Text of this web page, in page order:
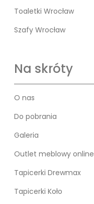
Toaletki Wrocław
Szafy Wrocław
Na skróty
O nas
Do pobrania
Galeria
Outlet meblowy online
Tapicerki Drewmax
Tapicerki Koło